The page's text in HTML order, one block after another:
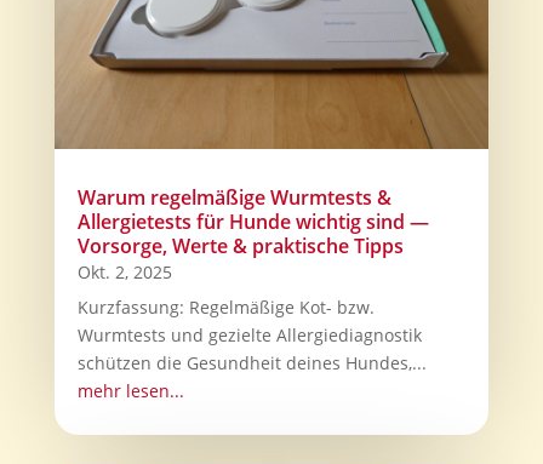
Warum regelmäßige Wurmtests &
Allergietests für Hunde wichtig sind —
Vorsorge, Werte & praktische Tipps
Okt. 2, 2025
Kurzfassung: Regelmäßige Kot- bzw.
Wurmtests und gezielte Allergiediagnostik
schützen die Gesundheit deines Hundes,...
mehr lesen...